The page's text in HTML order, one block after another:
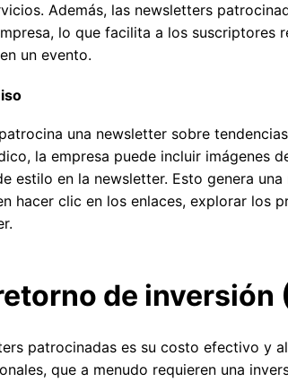
Además, las newsletters
lo que facilita a los suscriptores
un evento.
una newsletter sobre
la empresa puede incluir imágenes
estilo en la newsletter. Esto genera
hacer clic en los enlaces, explorar los
de inversión
patrocinadas es su costo efectivo y
que a menudo requieren una